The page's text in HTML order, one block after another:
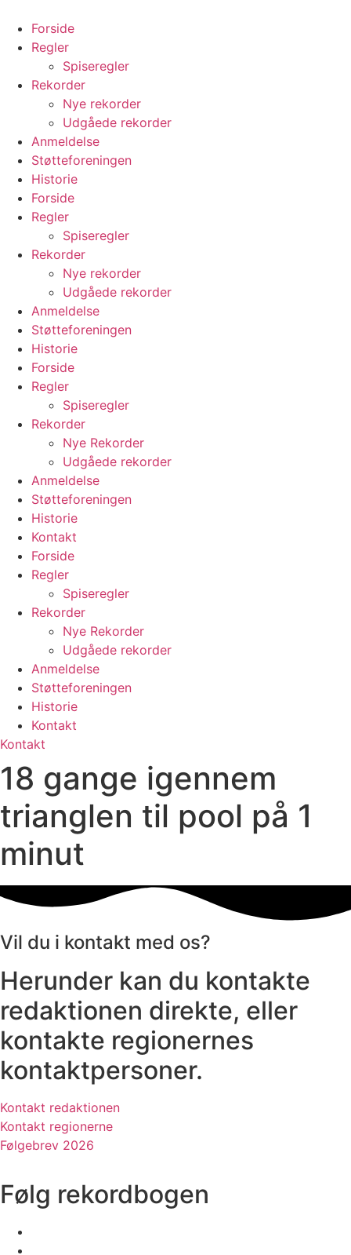
indhold
Forside
Regler
Spiseregler
Rekorder
Nye rekorder
Udgåede rekorder
Anmeldelse
Støtteforeningen
Historie
Forside
Regler
Spiseregler
Rekorder
Nye rekorder
Udgåede rekorder
Anmeldelse
Støtteforeningen
Historie
Forside
Regler
Spiseregler
Rekorder
Nye Rekorder
Udgåede rekorder
Anmeldelse
Støtteforeningen
Historie
Kontakt
Forside
Regler
Spiseregler
Rekorder
Nye Rekorder
Udgåede rekorder
Anmeldelse
Støtteforeningen
Historie
Kontakt
Kontakt
18 gange igennem
trianglen til pool på 1
minut
Vil du i kontakt med os?
Herunder kan du kontakte
redaktionen direkte, eller
kontakte regionernes
kontaktpersoner.
Kontakt redaktionen
Kontakt regionerne
Følgebrev 2026
Følg rekordbogen